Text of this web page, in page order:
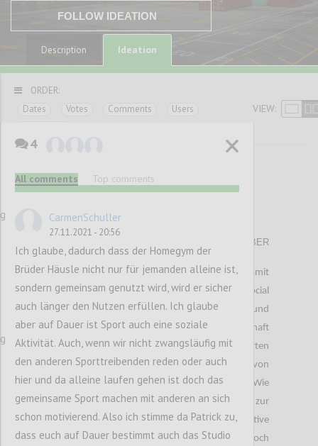
FOLLOW IDEATION
Description Ideation
ORDER:
Dates
Votes Comments
Users
VIEW:
<< Previous paragraphs
Matratzenproblem
24 NOVEMBER
2021
Der Beginn der Covid-19 Pandemie und die damit
einhergehenden Maßnahmen wie das social
distancing, haben für große Herausforderungen und
zu einem Umdenken innerhalb der Gesellschaft
geführt. Denn durch die veränderten
Lebensumstände, gewinnen einige Produkte, von
denen ich es nicht erwartet hätte, an Bedeutung. Wie
alle bereits wissen, haben die Maßnahmen zur
Eindämmung von Covid-19 einige negative
Auswirkungen auf die Wirtschaft zur Folge. Jedoch
4
All comments Top comments
CarmenSchuller
27.11.2021 - 20:56
Ich glaube, dadurch dass der Homegym der
Brüder Häusle nicht nur für jemanden alleine ist,
sondern gemeinsam genutzt wird, wird er sicher
auch länger den Nutzen erfüllen. Ich glaube
aber auf Dauer ist Sport auch eine soziale
Aktivität. Auch, wenn wir nicht zwangsläufig mit
den anderen Sporttreibenden reden oder auch
hier und da alleine laufen gehen ist doch das
gemeinsame Sport machen mit anderen an sich
schon motivierend. Also ich stimme da Patrick zu,
dass euch auf Dauer bestimmt auch das Studio